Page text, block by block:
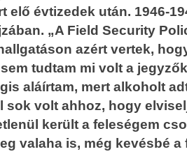
elő évtizedek után. 1946-
„A Field Security
azért vertek,
tudtam mi volt a
aláírtam, mert alkoholt
sok volt ahhoz, hogy
került a feleségem
valaha is, még kevésbé